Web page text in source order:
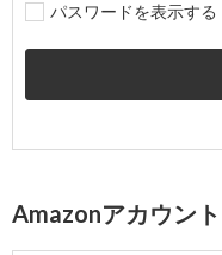
パスワードを表示する
Amazonアカウン